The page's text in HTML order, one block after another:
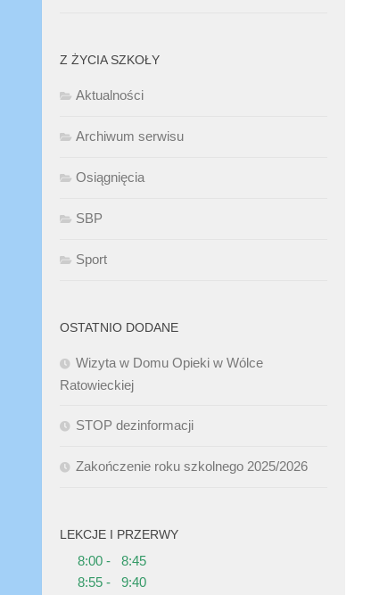
Z ŻYCIA SZKOŁY
Aktualności
Archiwum serwisu
Osiągnięcia
SBP
Sport
OSTATNIO DODANE
Wizyta w Domu Opieki w Wólce
Ratowieckiej
STOP dezinformacji
Zakończenie roku szkolnego 2025/2026
LEKCJE I PRZERWY
8:00 - 8:45
8:55 - 9:40